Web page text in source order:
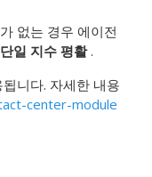
없는 경우 에이전
단일 지수 평활.
니다. 자세한 내용
center-module